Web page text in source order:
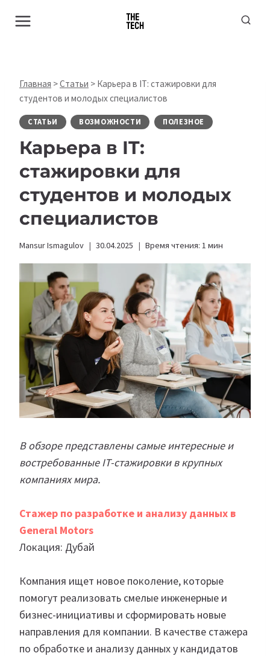
Главная >Статьи > Карьера в IT: стажировки для
студентов и молодых специалистов
СТАТЬИ ВОЗМОЖНОСТИ ПОЛЕЗНОЕ
Карьера в IT:
стажировки для
студентов и молодых
специалистов
Mansur Ismagulov 30.04.2025 Время чтения: 1 мин
В обзоре представлены самые интересные и
востребованные IT-стажировки в крупных
компаниях мира.
Стажер по разработке и анализу данных в
General Motors
Локация: Дубай
Компания ищет новое поколение, которые
помогут реализовать смелые инженерные и
бизнес-инициативы и сформировать новые
направления для компании. В качестве стажера
по обработке и анализу данных у кандидатов